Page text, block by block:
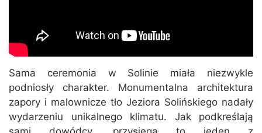
Sama ceremonia w Solinie miała niezwykle
podniosły charakter. Monumentalna architektura
zapory i malownicze tło Jeziora Solińskiego nadały
wydarzeniu unikalnego klimatu. Jak podkreślają